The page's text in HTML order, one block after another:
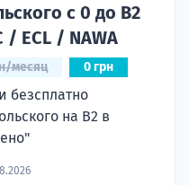
с 0 до B2
/ ECL / NAWA
месяц 0 грн
безсплатно
на B2 в